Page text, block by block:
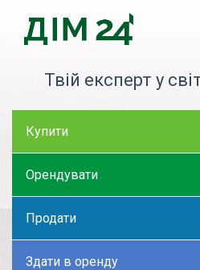
Твій експерт у
Купити
Орендувати
Продати
Здати в оренду